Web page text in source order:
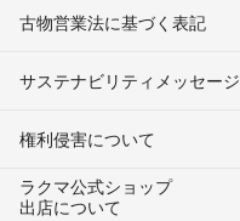
古物営業法に基づく表記
サステナビリティメッセージ
権利侵害について
ラクマ公式ショップ
出店について